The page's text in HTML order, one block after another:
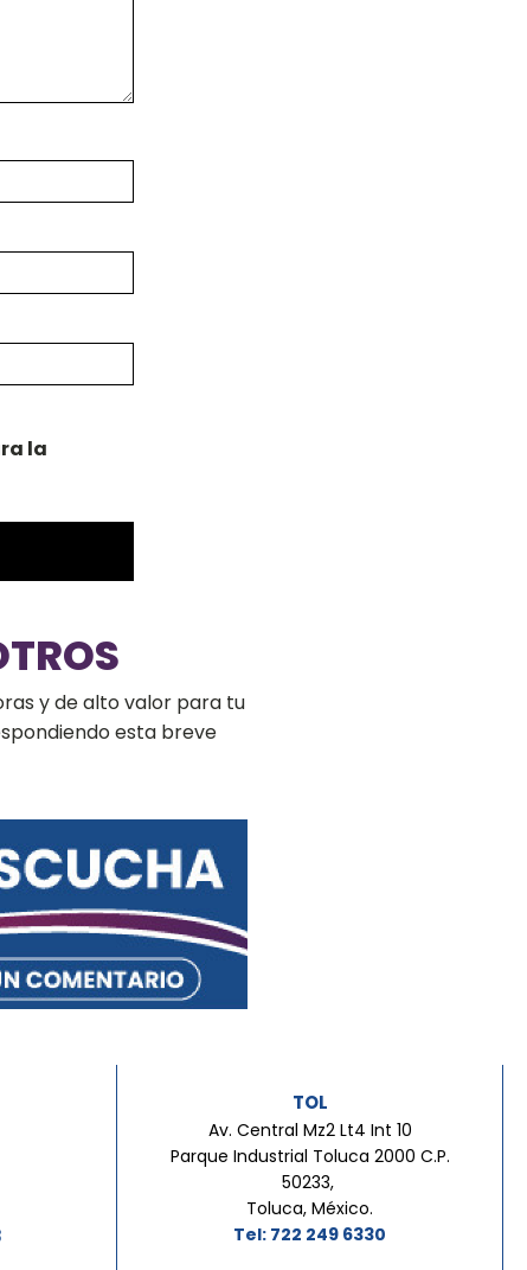
la
y de alto valor para tu
esta breve
TOL
Av. Central Mz2 Lt4 Int 10
Parque Industrial Toluca 2000 C.P.
50233,
Toluca, México.
Tel: 722 249 6330